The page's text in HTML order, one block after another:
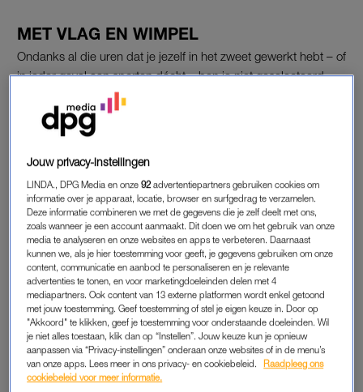
MET VLAG EN WIMPEL
Ondanks al die uren dat je jezelf in het zweet gewerkt hebt – of
in ieder geval aan sporten dácht – ben je niet geselecteerd
voor onze Olympische Ploeg. Dat de ‘Chef de Mission’ geen
plekje in zijn equipe voor je reserveerde, wil niet zeggen dat je
je niet in het rood-wit-blauw en een vleugje oranje kunt hijsen.
Gegarandeerd dat je met zoveel vrolijke kleuren extra
serotonine aanmaakt, als je tijdens je volgende work-out een
glimp van jezelf opvangt in de spiegel. Bijkomend voordeel is
dat je alvast iets in de kast hebt om al bankhangend onze
vaderlandse trots toe te juichen. Jij laat zien hoe chauvinisme
op z’n charmantst eruitziet.
GA VOOR GOUD
“We zijn op zoek gegaan naar de overwinning en dan kom je
hem vanzelf tegen.” Johan Cruijff zei het. Maar het was ook
precies wat ik dacht toen ik deze
Jouw privacy-instellingen
LINDA., DPG Media en onze92 advertentiepartners gebruiken cookies om
informatie over je apparaat, locatie, browser en surfgedrag te verzamelen.
Deze informatie combineren we met de gegevens die je zelf deelt met ons,
zoals wanneer je een account aanmaakt. Dit doen we om het gebruik van onze
media te analyseren en onze websites en apps te verbeteren. Daarnaast
kunnen we, als je hier toestemming voor geeft, je gegevens gebruiken om onze
content, communicatie en aanbod te personaliseren en je relevante
advertenties te tonen, en voor marketingdoeleinden delen met 4
mediapartners. Ook content van 13 externe platformen wordt enkel getoond
met jouw toestemming. Geef toestemming of stel je eigen keuze in. Door op
"Akkoord" te klikken, geef je toestemming voor onderstaande doeleinden. Wil
je niet alles toestaan, klik dan op “Instellen”. Jouw keuze kun je opnieuw
aanpassen via “Privacy-instellingen” onderaan onze websites of in de menu’s
van onze apps. Lees meer in ons privacy- en cookiebeleid.
Raadpleeg ons
cookiebeleid voor meer informatie.